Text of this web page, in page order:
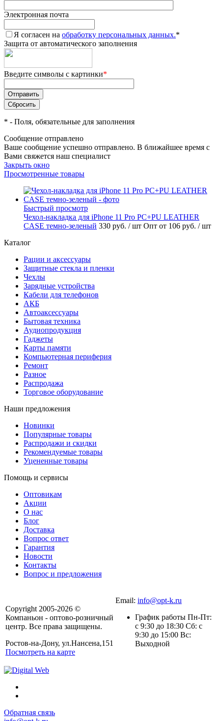
Электронная почта
Я согласен на обработку персональных данных.*
Защита от автоматического заполнения
Введите символы с картинки*
* - Поля, обязательные для заполнения
Сообщение отправлено
Ваше сообщение успешно отправлено. В ближайшее время с
Вами свяжется наш специалист
Закрыть окно
Просмотренные товары
Быстрый просмотр
Чехол-накладка для iPhone 11 Pro PC+PU LEATHER
CASE темно-зеленый 330 руб. / шт Опт от 106 руб. / шт
Каталог
Рации и аксессуары
Защитные стекла и пленки
Чехлы
Зарядные устройства
Кабели для телефонов
АКБ
Автоаксессуары
Бытовая техника
Аудиопродукция
Гаджеты
Карты памяти
Компьютерная периферия
Ремонт
Разное
Распродажа
Торговое оборудование
Наши предложения
Новинки
Популярные товары
Распродажи и скидки
Рекомендуемые товары
Уцененные товары
Помощь и сервисы
Оптовикам
Акции
О нас
Блог
Доставка
Вопрос ответ
Гарантия
Новости
Контакты
Вопрос и предложения
Copyright 2005-2026 ©
Компаньон - оптово-розничный
центр. Все права защищены.
Ростов-на-Дону, ул.Нансена,151
Посмотреть на карте
Email: info@opt-k.ru
График работы Пн-Пт:
с 9:30 до 18:30 Сб: с
9:30 до 15:00 Вс:
Выходной
Обратная связь